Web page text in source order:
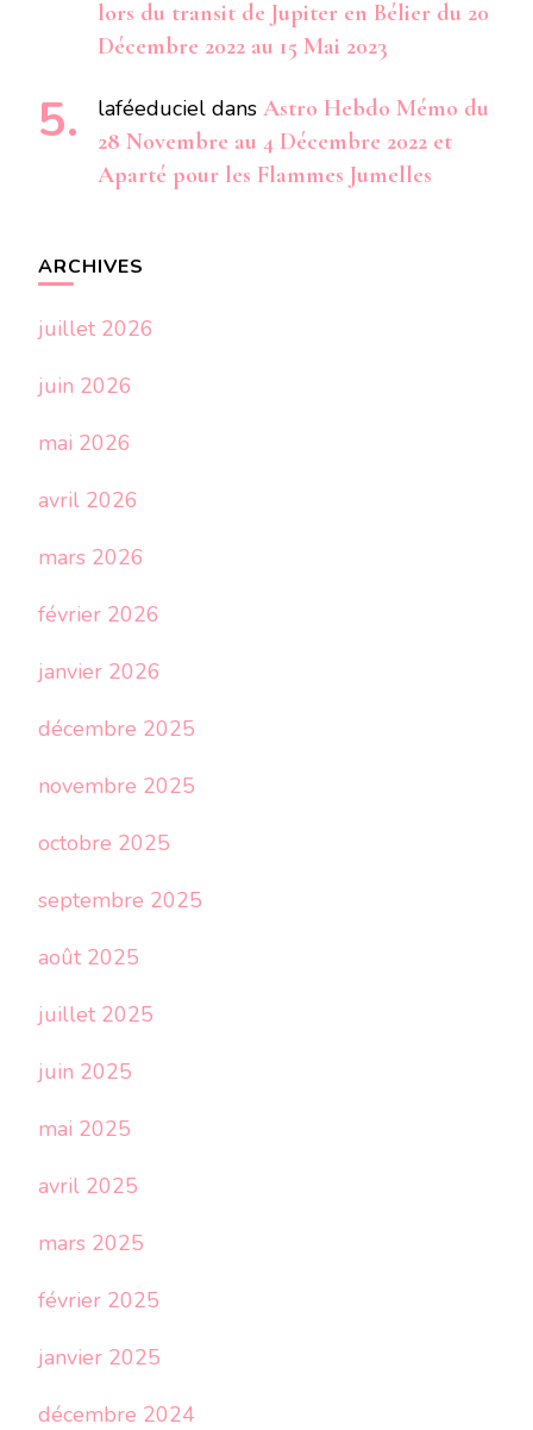
lors du transit de Jupiter en Bélier du 20
Décembre 2022 au 15 Mai 2023
laféeduciel dans Astro Hebdo Mémo du
28 Novembre au 4 Décembre 2022 et
Aparté pour les Flammes Jumelles
ARCHIVES
juillet 2026
juin 2026
mai 2026
avril 2026
mars 2026
février 2026
janvier 2026
décembre 2025
novembre 2025
octobre 2025
septembre 2025
août 2025
juillet 2025
juin 2025
mai 2025
avril 2025
mars 2025
février 2025
janvier 2025
décembre 2024